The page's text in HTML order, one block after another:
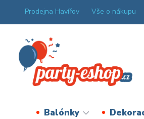
Prodejna Havířov Vše o nákupu
Balónky